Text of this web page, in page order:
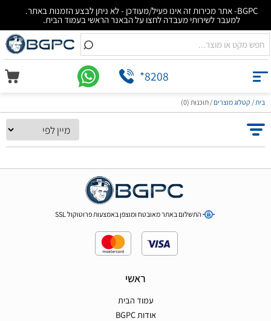
BGPC- אתר מכירות זה אינו פעיל/מעודכן - לא ניתן לבצע הזמנות באתר.
למעבר לשירותי מעבדה לחצו על הבאנר הראשי בעמוד הבית.
*8208
בית/ קטלוג מוצרים/ תוכנות (0)
התשלום באתר מאובטח ומוצפן באמצעות פרוטוקול SSL
ראשי
עמוד הבית
אודות BGPC